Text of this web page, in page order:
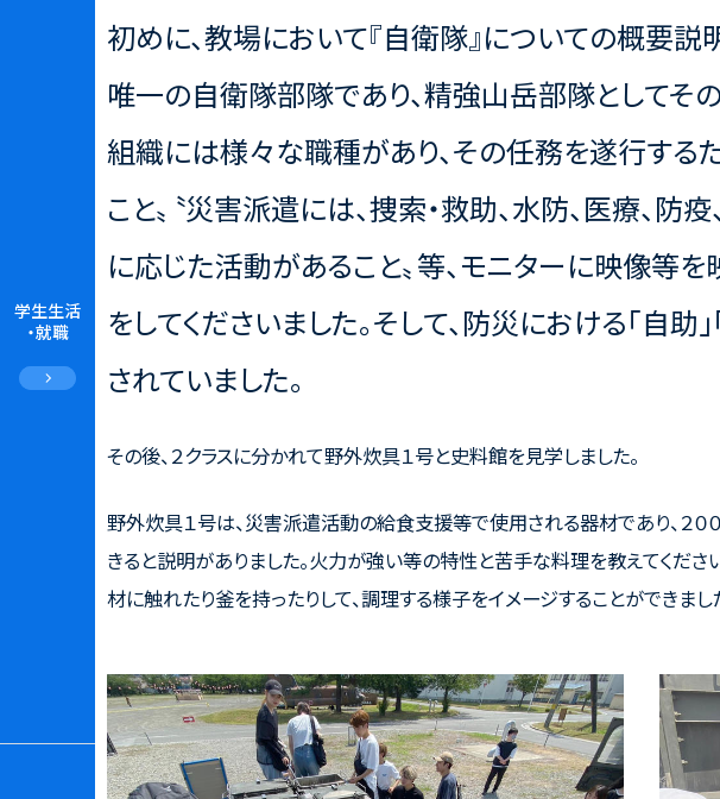
学生生活
・就職
初めに、教場において『自衛隊』についての概要
唯一の自衛隊部隊であり、精強山岳部隊としてそ
組織には様々な職種があり、その任務を遂行する
こと〟〝災害派遣には、捜索・救助、水防、医療、防
に応じた活動があること〟等、モニターに映像等
をしてくださいました。そして、防災における「自助
されていました。
その後、２クラスに分かれて野外炊具１号と史料館を見学しました。
野外炊具１号は、災害派遣活動の給食支援等で使用される器材であり、２
きると説明がありました。火力が強い等の特性と苦手な料理を教えてくださ
材に触れたり釜を持ったりして、調理する様子をイメージすることができまし